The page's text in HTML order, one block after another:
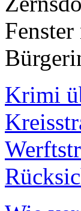
Krimi